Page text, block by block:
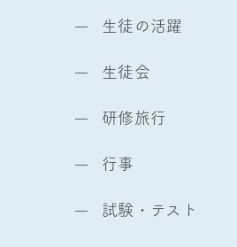
生徒の活躍
生徒会
研修旅行
行事
試験・テスト